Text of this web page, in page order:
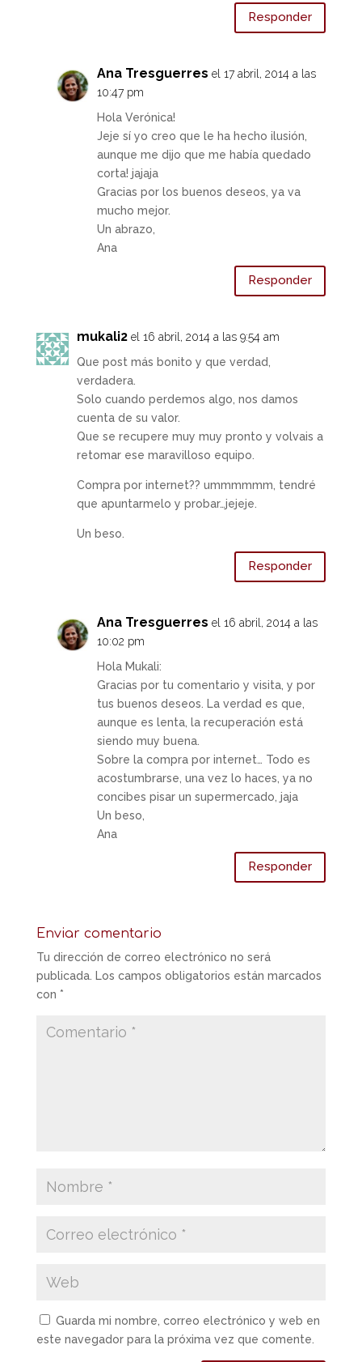
Responder
Ana Tresguerres el 17 abril, 2014 a las
10:47 pm
Hola Verónica!
Jeje sí yo creo que le ha hecho ilusión,
aunque me dijo que me había quedado
corta! jajaja
Gracias por los buenos deseos, ya va
mucho mejor.
Un abrazo,
Ana
Responder
mukali2 el 16 abril, 2014 a las 9:54 am
Que post más bonito y que verdad,
verdadera.
Solo cuando perdemos algo, nos damos
cuenta de su valor.
Que se recupere muy muy pronto y volvais a
retomar ese maravilloso equipo.
Compra por internet?? ummmmmm, tendré
que apuntarmelo y probar…jejeje.
Un beso.
Responder
Ana Tresguerres el 16 abril, 2014 a las
10:02 pm
Hola Mukali:
Gracias por tu comentario y visita, y por
tus buenos deseos. La verdad es que,
aunque es lenta, la recuperación está
siendo muy buena.
Sobre la compra por internet… Todo es
acostumbrarse, una vez lo haces, ya no
concibes pisar un supermercado, jaja
Un beso,
Ana
Responder
Enviar comentario
Tu dirección de correo electrónico no será
publicada. Los campos obligatorios están marcados
con *
Guarda mi nombre, correo electrónico y web en
este navegador para la próxima vez que comente.